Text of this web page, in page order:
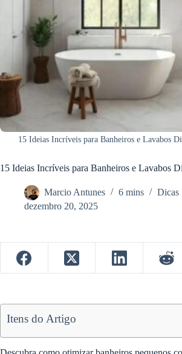
15 Ideias Incríveis para Banheiros e Lavabos
15 Ideias Incríveis para Banheiros e Lavabos
Marcio Antunes 6 mins
Dicas
dezembro 20, 2025
Itens do Artigo